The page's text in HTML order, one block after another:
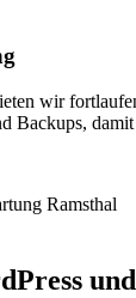
wir
Backups,